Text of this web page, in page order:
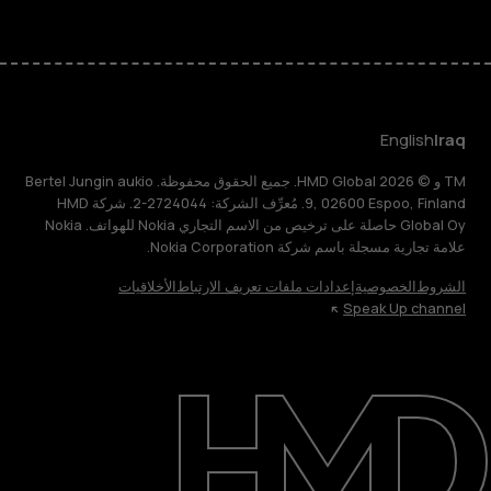
حول
الدعم
Iraq
English
TM و © 2026 HMD Global. جميع الحقوق محفوظة. Bertel Jungin aukio
9, 02600 Espoo, Finland. مُعرِّف الشركة: 2724044-2. شركة HMD
Global Oy حاصلة على ترخيص من الاسم التجاري Nokia للهواتف. Nokia
علامة تجارية مسجلة باسم شركة Nokia Corporation.
الشروطالخصوصيةإعدادات ملفات تعريف الارتباطالأخلاقيات
Speak Up channel